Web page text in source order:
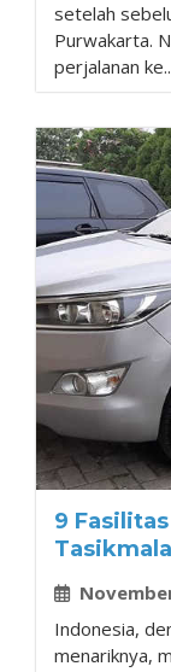
setelah
Purwakarta.
perjalanan
9
Indonesia,
menariknya,